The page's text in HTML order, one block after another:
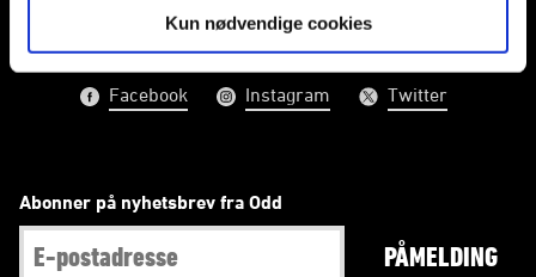
Kun nødvendige cookies
Facebook Instagram Twitter
Abonner på nyhetsbrev fra Odd
PÅMELDING